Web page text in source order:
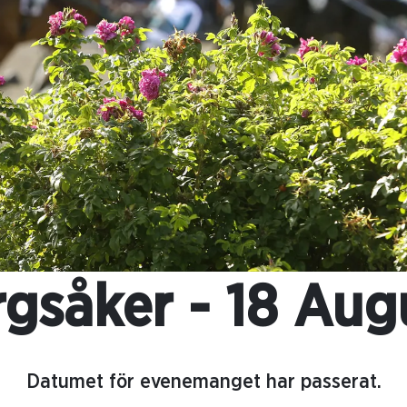
- 18
Datumet för evenemanget har passerat.